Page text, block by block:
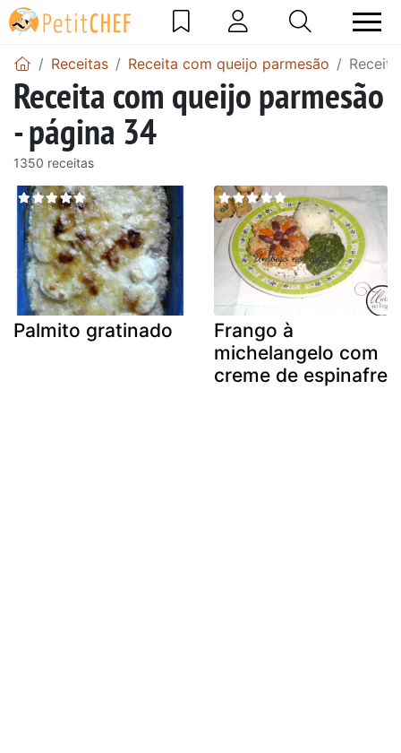
Receitas Receita com queijo parmesão
Receita com queijo parmesão
- página 34
1350 receitas
Palmito gratinado
Frango à
michelangelo com
creme de espinafre